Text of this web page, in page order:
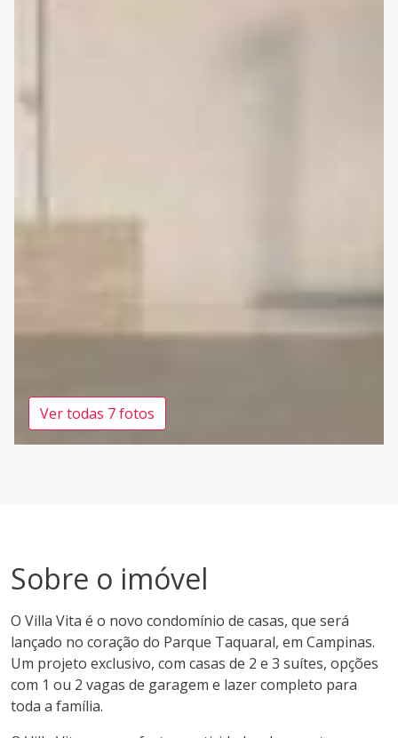
Ver todas 7 fotos
Sobre o imóvel
O Villa Vita é o novo condomínio de casas, que será
lançado no coração do Parque Taquaral, em Campinas.
Um projeto exclusivo, com casas de 2 e 3 suítes, opções
com 1 ou 2 vagas de garagem e lazer completo para
toda a família.